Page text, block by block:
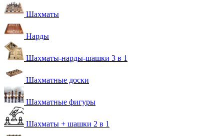
Шахматы
Нарды
Шахматы-нарды-шашки 3 в 1
Шахматные доски
Шахматные фигуры
Шахматы + шашки 2 в 1